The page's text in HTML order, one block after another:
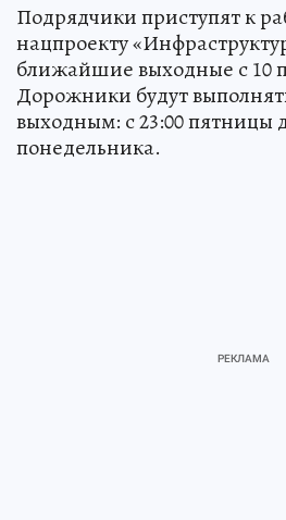
Подрядчики приступят к
нацпроекту
ближайшие выходные с 10
Дорожники будут
выходным: с 23:00 пятницы
понедельника.